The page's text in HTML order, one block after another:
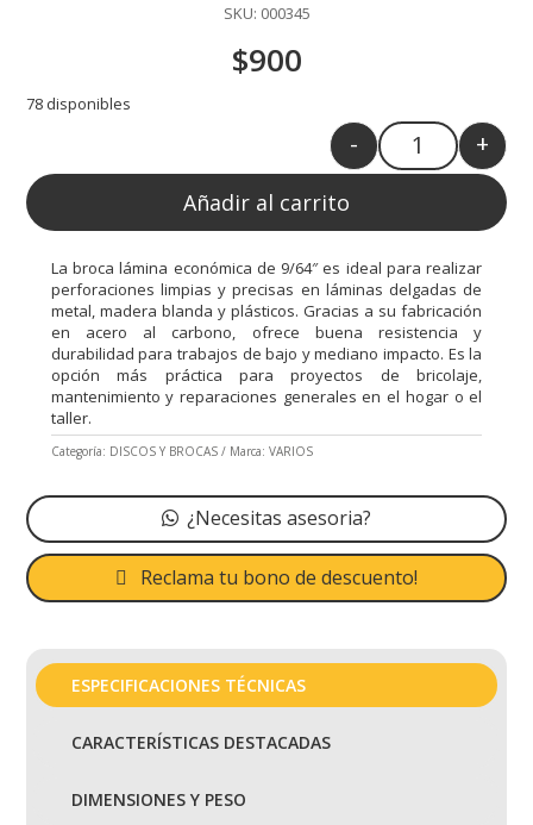
SKU: 000345
$900
78 disponibles
Quantity
- +
Añadir al carrito
La broca lámina económica de 9/64″ es ideal para realizar
perforaciones limpias y precisas en láminas delgadas de
metal, madera blanda y plásticos. Gracias a su fabricación
en acero al carbono, ofrece buena resistencia y
durabilidad para trabajos de bajo y mediano impacto. Es la
opción más práctica para proyectos de bricolaje,
mantenimiento y reparaciones generales en el hogar o el
taller.
Categoría: DISCOS Y BROCAS Marca: VARIOS
¿Necesitas asesoria?
Reclama tu bono de descuento!
ESPECIFICACIONES TÉCNICAS
CARACTERÍSTICAS DESTACADAS
DIMENSIONES Y PESO